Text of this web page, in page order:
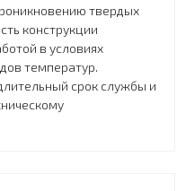
твердых
конструкции
в условиях
температур.
срок службы и